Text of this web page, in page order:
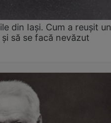
din Iași. Cum a reușit un
să se facă nevăzut